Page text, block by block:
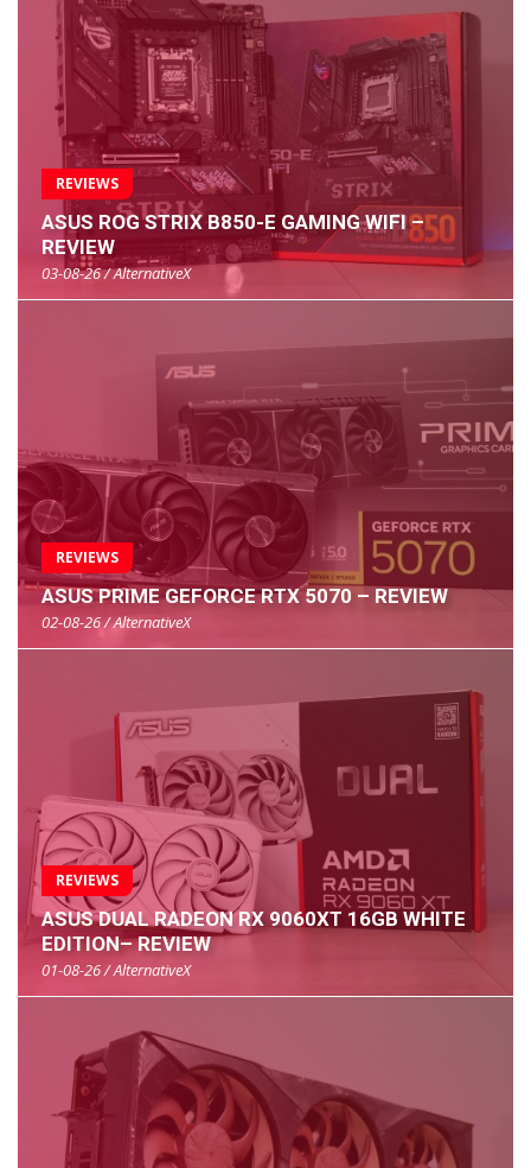
REVIEWS
ASUS ROG STRIX B850-E GAMING WIFI –
REVIEW
03-08-26 / AlternativeX
REVIEWS
ASUS PRIME GEFORCE RTX 5070 – REVIEW
02-08-26 / AlternativeX
REVIEWS
ASUS DUAL RADEON RX 9060XT 16GB WHITE
EDITION– REVIEW
01-08-26 / AlternativeX